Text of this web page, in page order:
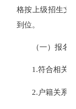
格按上级招生文
到位。
（一）报名
1.符合相关政
2.户籍关系在